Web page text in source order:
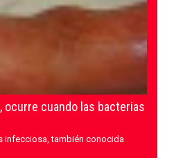
cuando las bacterias
infecciosa, también conocida